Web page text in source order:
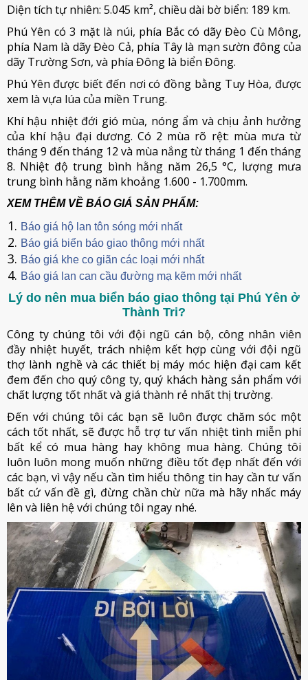
Diện tích tự nhiên: 5.045 km², chiều dài bờ biển: 189 km.
Phú Yên có 3 mặt là núi, phía Bắc có dãy Đèo Cù Mông,
phía Nam là dãy Đèo Cả, phía Tây là mạn sườn đông của
dãy Trường Sơn, và phía Đông là biển Đông.
Phú Yên được biết đến nơi có đồng bằng Tuy Hòa, được
xem là vựa lúa của miền Trung.
Khí hậu nhiệt đới gió mùa, nóng ẩm và chịu ảnh hưởng
của khí hậu đại dương. Có 2 mùa rõ rệt: mùa mưa từ
tháng 9 đến tháng 12 và mùa nắng từ tháng 1 đến tháng
8. Nhiệt độ trung bình hằng năm 26,5 °C, lượng mưa
trung bình hằng năm khoảng 1.600 - 1.700mm.
XEM THÊM VỀ BÁO GIÁ SẢN PHẨM:
Báo giá hộ lan tôn sóng mới nhất
Báo giá biển báo giao thông mới nhất
Báo giá khe co giãn các loại mới nhất
Báo giá lan can cầu đường mạ kẽm mới nhất
Lý do nên mua biển báo giao thông tại Phú Yên ở
Thành Tri?
Công ty chúng tôi với đội ngũ cán bộ, công nhân viên
đầy nhiệt huyết, trách nhiệm kết hợp cùng với đội ngũ
thợ lành nghề và các thiết bị máy móc hiện đại cam kết
đem đến cho quý công ty, quý khách hàng sản phẩm với
chất lượng tốt nhất và giá thành rẻ nhất thị trường.
Đến với chúng tôi các bạn sẽ luôn được chăm sóc một
cách tốt nhất, sẽ được hỗ trợ tư vấn nhiệt tình miễn phí
bất kể có mua hàng hay không mua hàng. Chúng tôi
luôn luôn mong muốn những điều tốt đẹp nhất đến với
các bạn, vì vậy nếu cần tìm hiểu thông tin hay cần tư vấn
bất cứ vấn đề gì, đừng chần chừ nữa mà hãy nhấc máy
lên và liên hệ với chúng tôi ngay nhé.